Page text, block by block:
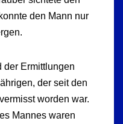
den Mann nur
der Ermittlungen
der seit den
worden war.
Mannes waren